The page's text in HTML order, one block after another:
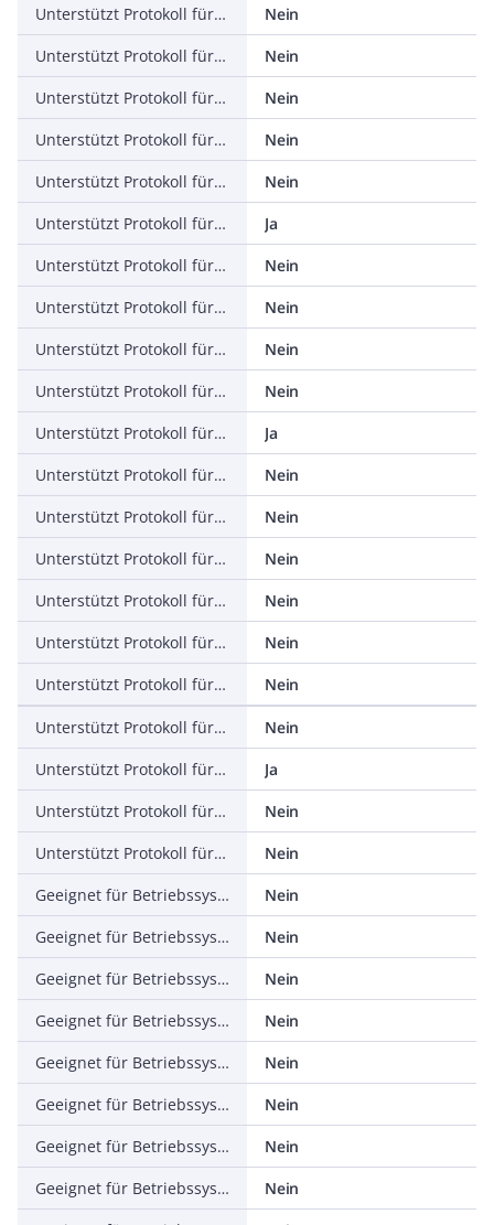
Unterstützt Protokoll für PROFIBUS
Nein
Unterstützt Protokoll für CAN
Nein
Unterstützt Protokoll für INTERBUS
Nein
Unterstützt Protokoll für ASI
Nein
Unterstützt Protokoll für KNX
Nein
Unterstützt Protokoll für Modbus
Ja
Unterstützt Protokoll für Data-Highway
Nein
Unterstützt Protokoll für DeviceNet
Nein
Unterstützt Protokoll für SUCONET
Nein
Unterstützt Protokoll für LON
Nein
Unterstützt Protokoll für PROFINET IO
Ja
Unterstützt Protokoll für PROFINET CBA
Nein
Unterstützt Protokoll für SERCOS
Nein
Unterstützt Protokoll für Foundation Fieldbus
Nein
Unterstützt Protokoll für EtherNet/IP
Nein
Unterstützt Protokoll für AS-Interface Safety at Work
Nein
Unterstützt Protokoll für DeviceNet Safety
Nein
Unterstützt Protokoll für INTERBUS-Safety
Nein
Unterstützt Protokoll für PROFIsafe
Ja
Unterstützt Protokoll für SafetyBUS p
Nein
Unterstützt Protokoll für sonstige Bussysteme
Nein
Geeignet für Betriebssystem Windows 9x
Nein
Geeignet für Betriebssystem Windows NT
Nein
Geeignet für Betriebssystem Windows 2000
Nein
Geeignet für Betriebssystem Windows XP
Nein
Geeignet für Betriebssystem Windows ME
Nein
Geeignet für Betriebssystem Windows CE
Nein
Geeignet für Betriebssystem LINUX
Nein
Geeignet für Betriebssystem Windows Vista
Nein